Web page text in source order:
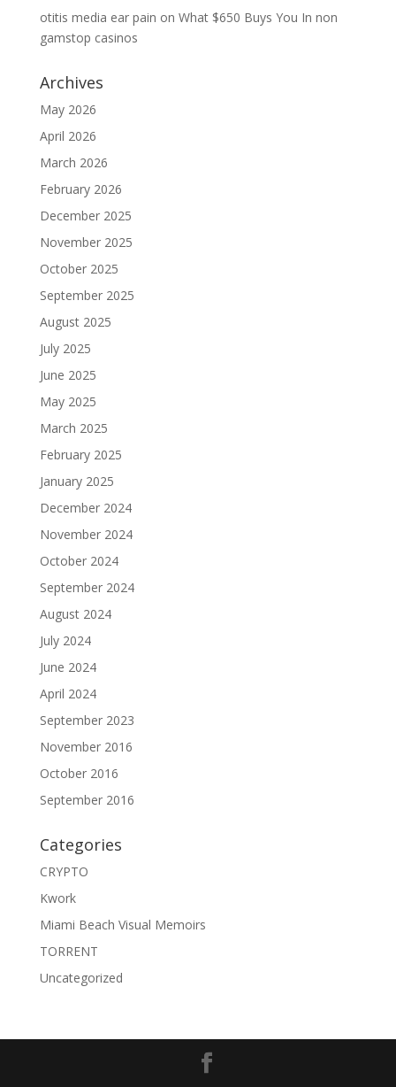
otitis media ear pain on What $650 Buys You In non
gamstop casinos
Archives
May 2026
April 2026
March 2026
February 2026
December 2025
November 2025
October 2025
September 2025
August 2025
July 2025
June 2025
May 2025
March 2025
February 2025
January 2025
December 2024
November 2024
October 2024
September 2024
August 2024
July 2024
June 2024
April 2024
September 2023
November 2016
October 2016
September 2016
Categories
CRYPTO
Kwork
Miami Beach Visual Memoirs
TORRENT
Uncategorized